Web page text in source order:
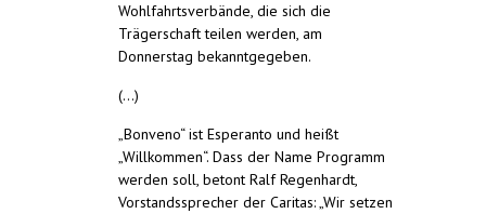
Wohlfahrtsverbände, die sich die
Trägerschaft teilen werden, am
Donnerstag bekanntgegeben.
(...)
„Bonveno“ ist Esperanto und heißt
„Willkommen“. Dass der Name Programm
werden soll, betont Ralf Regenhardt,
Vorstandssprecher der Caritas: „Wir setzen